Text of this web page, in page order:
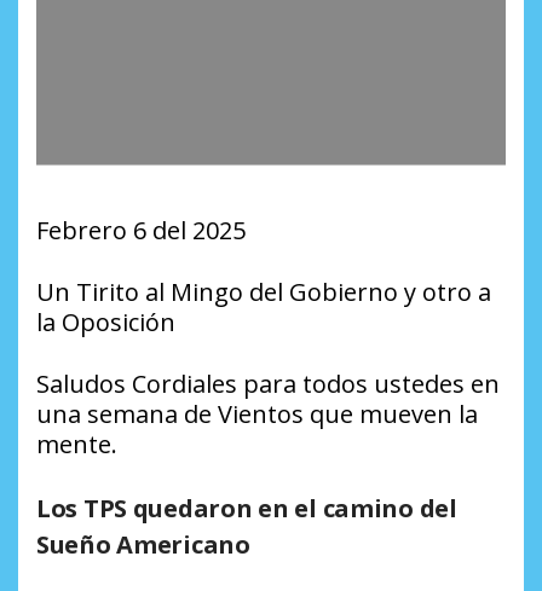
Febrero 6 del 2025
Un Tirito al Mingo del Gobierno y otro a
la Oposición
Saludos Cordiales para todos ustedes en
una semana de Vientos que mueven la
mente.
Los TPS quedaron en el camino del
Sueño Americano